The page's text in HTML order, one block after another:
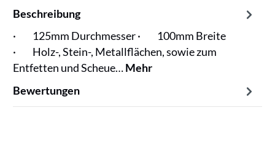
Beschreibung
· 125mm Durchmesser · 100mm Breite
· Holz-, Stein-, Metallflächen, sowie zum
Entfetten und Scheue…Mehr
Bewertungen